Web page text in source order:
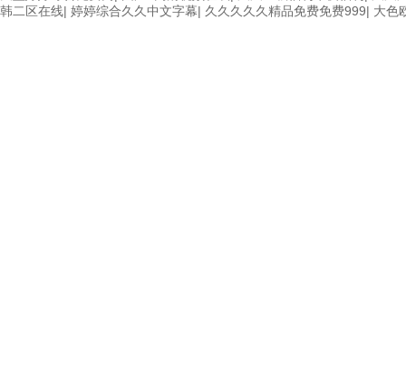
韩二区在线| 婷婷综合久久中文字幕| 久久久久久精品免费免费999| 大色